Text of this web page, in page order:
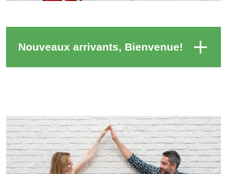
Nouveaux arrivants, Bienvenue!